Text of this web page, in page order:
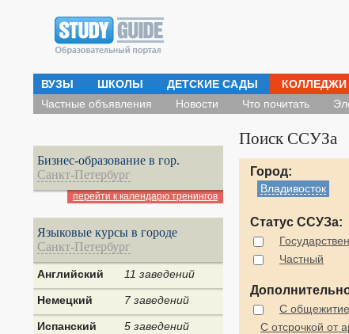
ВУЗЫ ШКОЛЫ ДЕТСКИЕ САДЫ КОЛЛЕДЖИ
Частные объявления Новости Что почитать
Поиск ССУЗа
Город:
Владивосток
Статус ССУЗа:
Частный
С
С отсрочкой от
Бизнес-образование в гор.
Санкт-Петербург
перейти к календарю тренингов
Языковые курсы в городе
Санкт-Петербург
Английский 11 заведений
Немецкий 7 заведений
Испанский 5 заведений